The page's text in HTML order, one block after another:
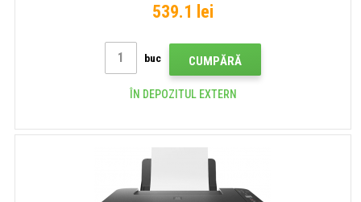
539.1 lei
buc CUMPĂRĂ
ÎN DEPOZITUL EXTERN